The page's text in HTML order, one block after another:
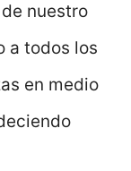
nuestro
a todos los
en medio